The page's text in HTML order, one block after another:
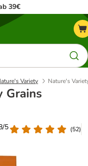
39€
Variety Nature's
Grains
5
(52)